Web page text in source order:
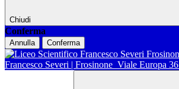
Chiudi
Conferma
Annulla Conferma
Francesco Severi | Frosinone Viale Europa 36